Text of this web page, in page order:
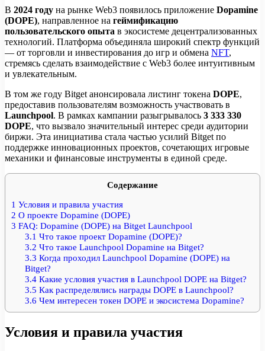
В 2024 году на рынке Web3 появилось приложение Dopamine
(DOPE), направленное на геймификацию
пользовательского опыта в экосистеме децентрализованных
технологий. Платформа объединяла широкий спектр функций
— от торговли и инвестирования до игр и обмена NFT,
стремясь сделать взаимодействие с Web3 более интуитивным
и увлекательным.
В том же году Bitget анонсировала листинг токена DOPE,
предоставив пользователям возможность участвовать в
Launchpool. В рамках кампании разыгрывалось 3 333 330
DOPE, что вызвало значительный интерес среди аудитории
биржи. Эта инициатива стала частью усилий Bitget по
поддержке инновационных проектов, сочетающих игровые
механики и финансовые инструменты в единой среде.
Содержание
1 Условия и правила участия
2 О проекте Dopamine (DOPE)
3 FAQ: Dopamine (DOPE) на Bitget Launchpool
3.1 Что такое проект Dopamine (DOPE)?
3.2 Что такое Launchpool Dopamine на Bitget?
3.3 Когда проходил Launchpool Dopamine (DOPE) на
Bitget?
3.4Какие условия участия в Launchpool DOPE на Bitget?
3.5 Как распределялись награды DOPE в Launchpool?
3.6 Чем интересен токен DOPE и экосистема Dopamine?
Условия и правила участия